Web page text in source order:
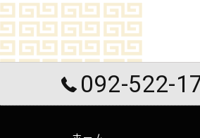
092-522-